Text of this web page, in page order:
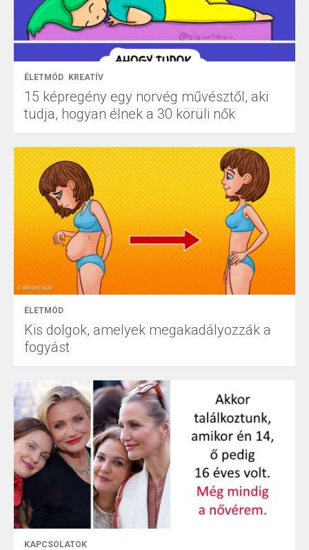
ÉLETMÓD KREATÍV
15 képregény egy norvég művésztől, aki
tudja, hogyan élnek a 30 körüli nők
ÉLETMÓD
Kis dolgok, amelyek megakadályozzák a
fogyást
KAPCSOLATOK